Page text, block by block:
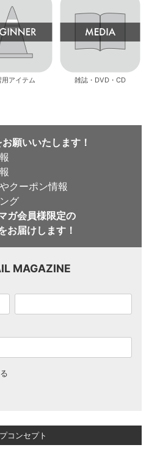
用アイテム 雑誌・DVD・CD
願いいたします！
クーポン情報
グ
ガ会員様限定の
お届けします！
MAGAZINE
コンセプト